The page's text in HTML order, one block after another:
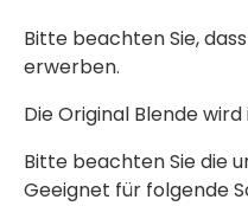
Bitte beachten Sie,
erwerben.
Die Original Blende
Bitte beachten Sie die
Geeignet für folgende